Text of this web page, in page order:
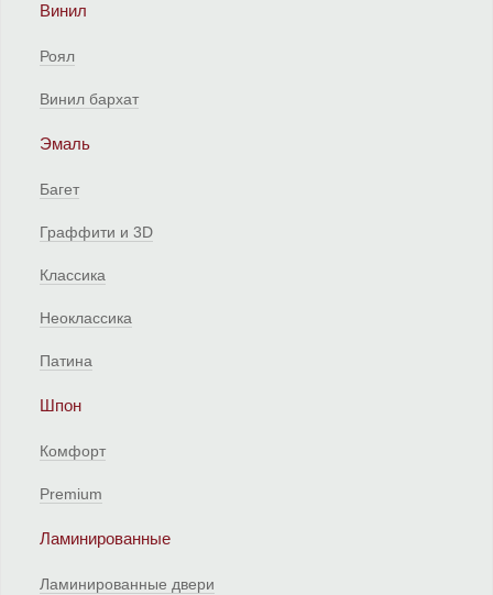
Винил
Роял
Винил бархат
Эмаль
Багет
Граффити и 3D
Классика
Неоклассика
Патина
Шпон
Комфорт
Premium
Ламинированные
Ламинированные двери